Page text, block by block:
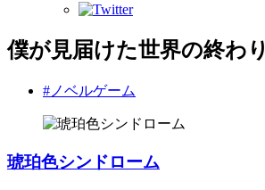
僕が見届けた世界の終わり
#ノベルゲーム
琥珀色シンドローム